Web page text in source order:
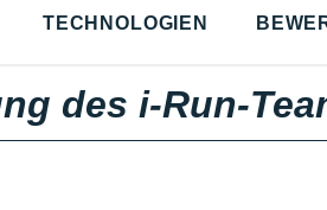
TECHNOLOGIEN
des i-Run-